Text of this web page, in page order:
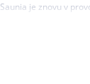
je znovu v